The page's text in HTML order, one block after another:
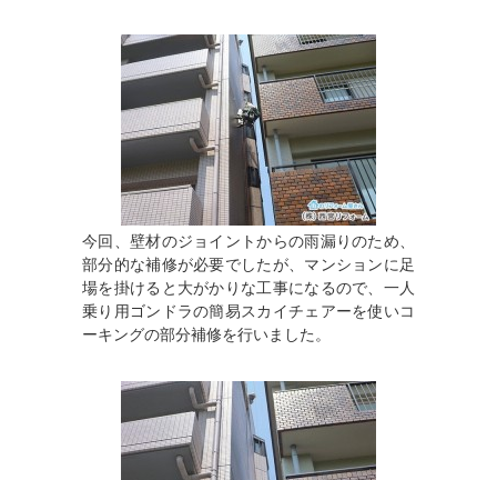
今回、壁材のジョイントからの雨漏りのため、
部分的な補修が必要でしたが、マンションに足
場を掛けると大がかりな工事になるので、一人
乗り用ゴンドラの簡易スカイチェアーを使いコ
ーキングの部分補修を行いました。